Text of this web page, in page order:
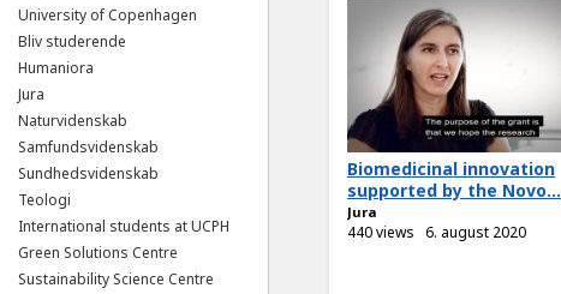
University of Copenhagen
Bliv studerende
Humaniora
Jura
Naturvidenskab
Samfundsvidenskab
Sundhedsvidenskab
Teologi
International students at UCPH
Green Solutions Centre
Sustainability Science Centre
Biomedicinal innovation
supported by the Novo...
Jura
440 views 6. august 2020